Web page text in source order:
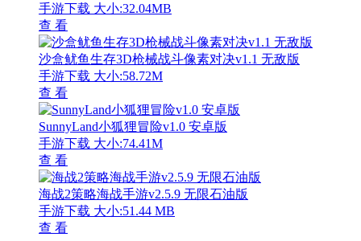
手游下载 大小:32.04MB
查 看
沙盒鱿鱼生存3D枪械战斗像素对决v1.1 无敌版
手游下载 大小:58.72M
查 看
SunnyLand小狐狸冒险v1.0 安卓版
手游下载 大小:74.41M
查 看
海战2策略海战手游v2.5.9 无限石油版
手游下载 大小:51.44 MB
查 看